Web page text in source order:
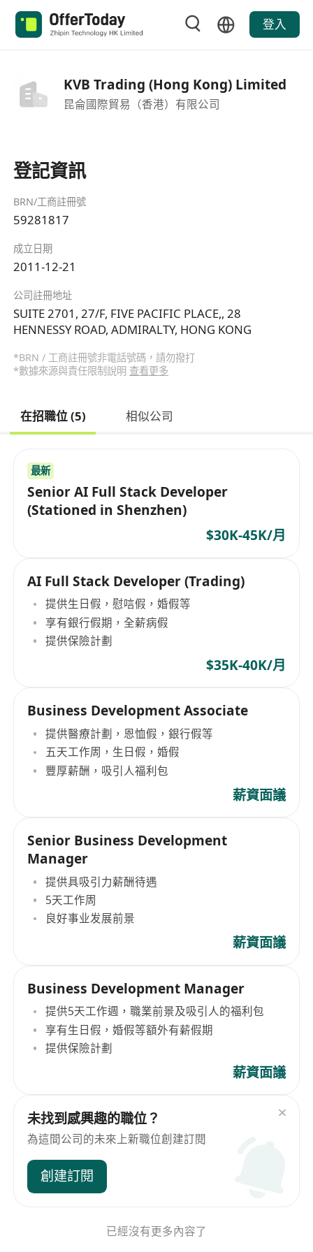
登入
KVB Trading (Hong Kong) Limited
昆侖國際貿易（香港）有限公司
登記資訊
BRN/工商註冊號
59281817
成立日期
2011-12-21
公司註冊地址
SUITE 2701, 27/F, FIVE PACIFIC PLACE,, 28
HENNESSY ROAD, ADMIRALTY, HONG KONG
*BRN / 工商註冊號非電話號碼，請勿撥打
*數據來源與責任限制說明 查看更多
在招職位 (5) 相似公司
最新
Senior AI Full Stack Developer
(Stationed in Shenzhen)
$30K-45K/月
AI Full Stack Developer (Trading)
提供生日假，慰唁假，婚假等
享有銀行假期，全薪病假
提供保險計劃
$35K-40K/月
Business Development Associate
提供醫療計劃，恩恤假，銀行假等
五天工作周，生日假，婚假
豐厚薪酬，吸引人福利包
薪資面議
Senior Business Development
Manager
提供具吸引力薪酬待遇
5天工作周
良好事业发展前景
薪資面議
Business Development Manager
提供5天工作週，職業前景及吸引人的福利包
享有生日假，婚假等額外有薪假期
提供保險計劃
薪資面議
未找到感興趣的職位？
為這間公司的未來上新職位創建訂閱
創建訂閱
已經沒有更多內容了